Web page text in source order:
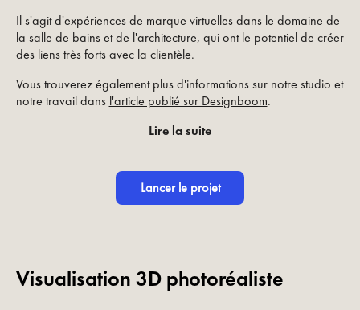
Il s'agit d'expériences de marque virtuelles dans le domaine de
la salle de bains et de l'architecture, qui ont le potentiel de créer
des liens très forts avec la clientèle.
Vous trouverez également plus d'informations sur notre studio et
notre travail dans l'article publié sur Designboom.
Lire la suite
Lancer le projet
Visualisation 3D photoréaliste